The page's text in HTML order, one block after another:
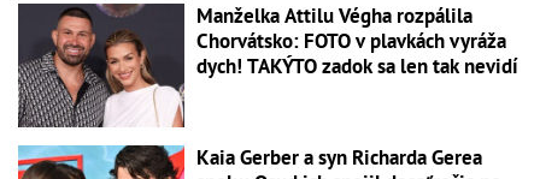
Manželka Attilu Végha rozpálila
Chorvátsko: FOTO v plavkách vyráža
dych! TAKÝTO zadok sa len tak nevidí
Kaia Gerber a syn Richarda Gerea